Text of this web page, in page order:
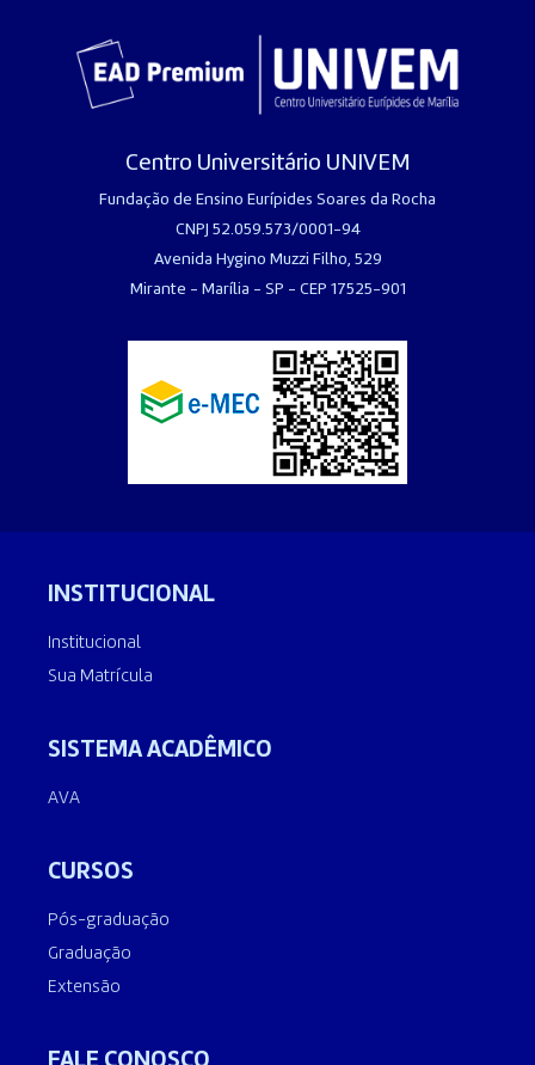
Centro Universitário UNIVEM
Fundação de Ensino Eurípides Soares da Rocha
CNPJ 52.059.573/0001-94
Avenida Hygino Muzzi Filho, 529
Mirante - Marília - SP - CEP 17525-901
INSTITUCIONAL
Institucional
Sua Matrícula
SISTEMA ACADÊMICO
AVA
CURSOS
Pós-graduação
Graduação
Extensão